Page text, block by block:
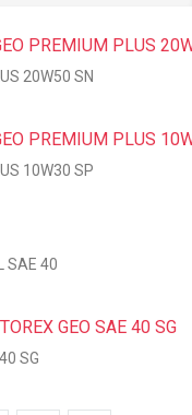
20W50 SN
10W30 SP
SAE 40
SG